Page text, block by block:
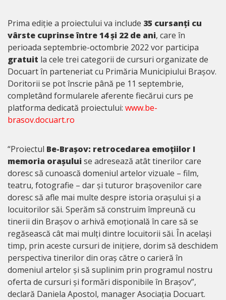
Prima ediție a proiectului va include 35 cursanți cu
vârste cuprinse între 14 și 22 de ani, care în
perioada septembrie-octombrie 2022 vor participa
gratuit la cele trei categorii de cursuri organizate de
Docuart în parteneriat cu Primăria Municipiului Brașov.
Doritorii se pot înscrie până pe 11 septembrie,
completând formularele aferente fiecărui curs pe
platforma dedicată proiectului: www.be-
brasov.docuart.ro
“Proiectul Be-Brașov: retrocedarea emoțiilor I
memoria orașului se adresează atât tinerilor care
doresc să cunoască domeniul artelor vizuale – film,
teatru, fotografie – dar și tuturor brașovenilor care
doresc să afle mai multe despre istoria orașului și a
locuitorilor săi. Sperăm să construim împreună cu
tinerii din Brașov o arhivă emoțională în care să se
regăsească cât mai mulți dintre locuitorii săi. În același
timp, prin aceste cursuri de inițiere, dorim să deschidem
perspectiva tinerilor din oraș către o carieră în
domeniul artelor și să suplinim prin programul nostru
oferta de cursuri și formări disponibile în Brașov”,
declară Daniela Apostol, manager Asociația Docuart.